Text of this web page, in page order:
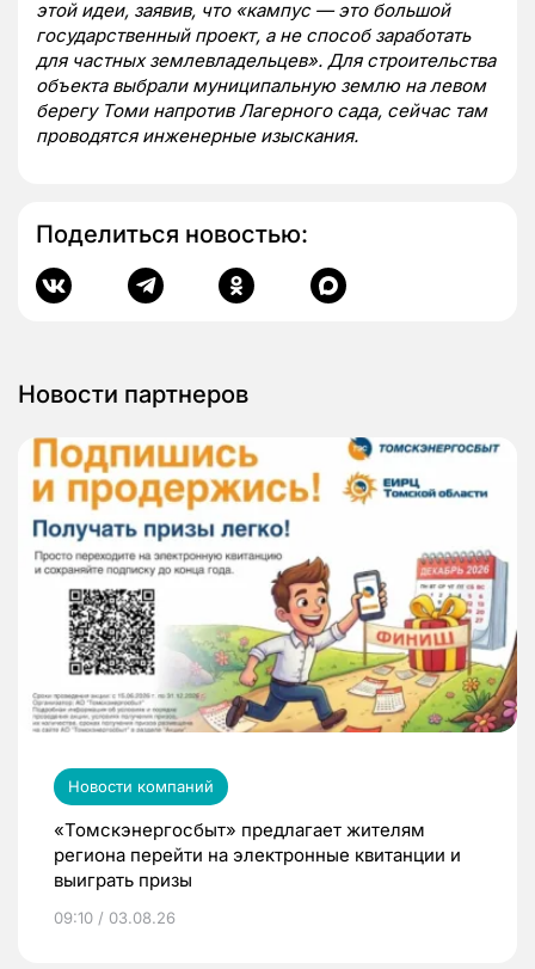
этой идеи, заявив, что «кампус — это большой
государственный проект, а не способ заработать
для частных землевладельцев». Для строительства
объекта выбрали муниципальную землю на левом
берегу Томи напротив Лагерного сада, сейчас там
проводятся инженерные изыскания.
Поделиться новостью:
Новости партнеров
Новости компаний
«Томскэнергосбыт» предлагает жителям
региона перейти на электронные квитанции и
выиграть призы
09:10 / 03.08.26